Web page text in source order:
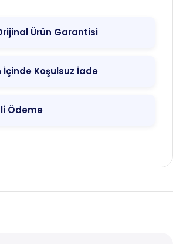
Ürün Garantisi
İçinde Koşulsuz İade
Ödeme